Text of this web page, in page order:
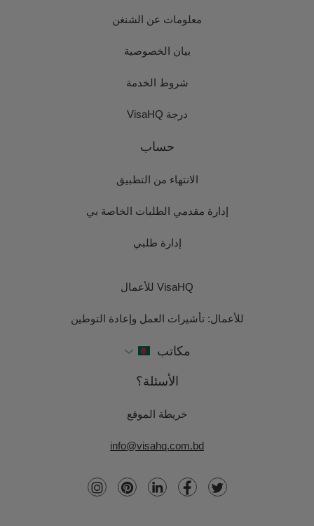
معلومات عن الشنغن
بيان الخصوصية
شروط الخدمة
درجة VisaHQ
حساب
الانتهاء من التطبيق
إدارة مقدمي الطلبات الخاصة بي
إدارة طلبي
VisaHQ للأعمال
للأعمال: تأشيرات العمل وإعادة التوطين
مكاتب
الأسئلة؟
خريطة الموقع
info@visahq.com.bd